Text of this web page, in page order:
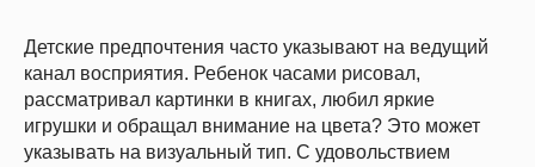
Детские предпочтения часто указывают на ведущий
канал восприятия. Ребенок часами рисовал,
рассматривал картинки в книгах, любил яркие
игрушки и обращал внимание на цвета? Это может
указывать на визуальный тип. С удовольствием